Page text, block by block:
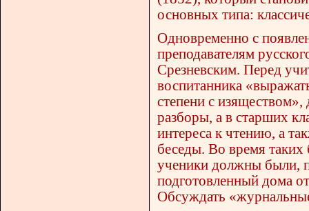
основных типа:
Одновременно с
преподавателям
Срезневским. Перед
воспитанника
степени с
разборы, а в старших
интереса к чтению, а
беседы. Во время
ученики должны были,
подготовленный дома
Обсуждать